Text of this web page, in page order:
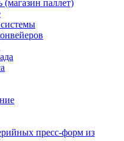
(магазин паллет)
пресс-форм из